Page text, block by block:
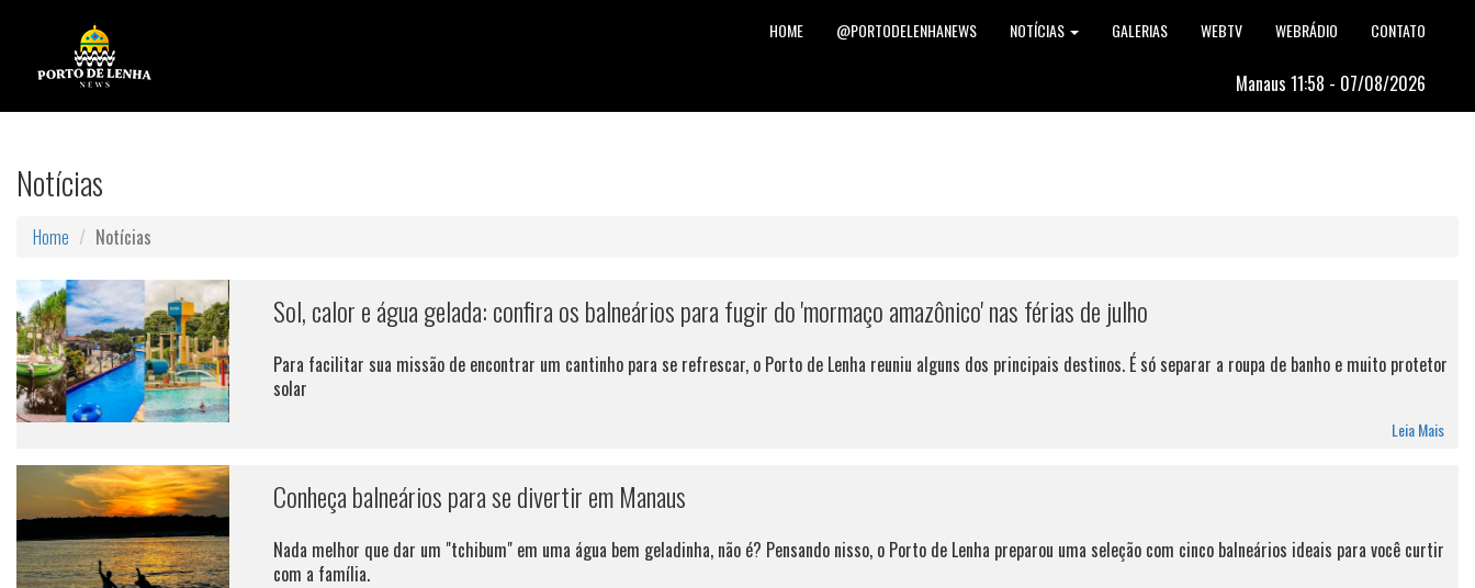
HOME @PORTODELENHANEWS NOTÍCIAS GALERIAS WEBTV WEBRÁDIO CONTATO
Manaus 11:58 - 07/08/2026
Notícias
Home Notícias
Sol, calor e água gelada: confira os balneários para fugir do 'mormaço amazônico' nas férias de julho
Para facilitar sua missão de encontrar um cantinho para se refrescar, o Porto de Lenha reuniu alguns dos principais destinos. É só separar a roupa de banho e muito protetor
solar
Leia Mais
Conheça balneários para se divertir em Manaus
Nada melhor que dar um "tchibum" em uma água bem geladinha, não é? Pensando nisso, o Porto de Lenha preparou uma seleção com cinco balneários ideais para você curtir
com a família.